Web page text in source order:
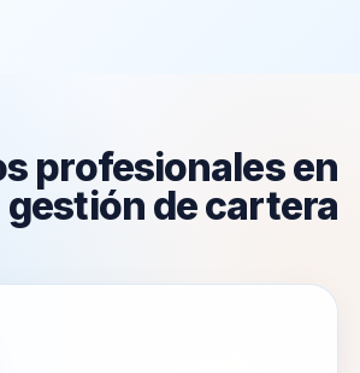
profesionales en
gestión de cartera